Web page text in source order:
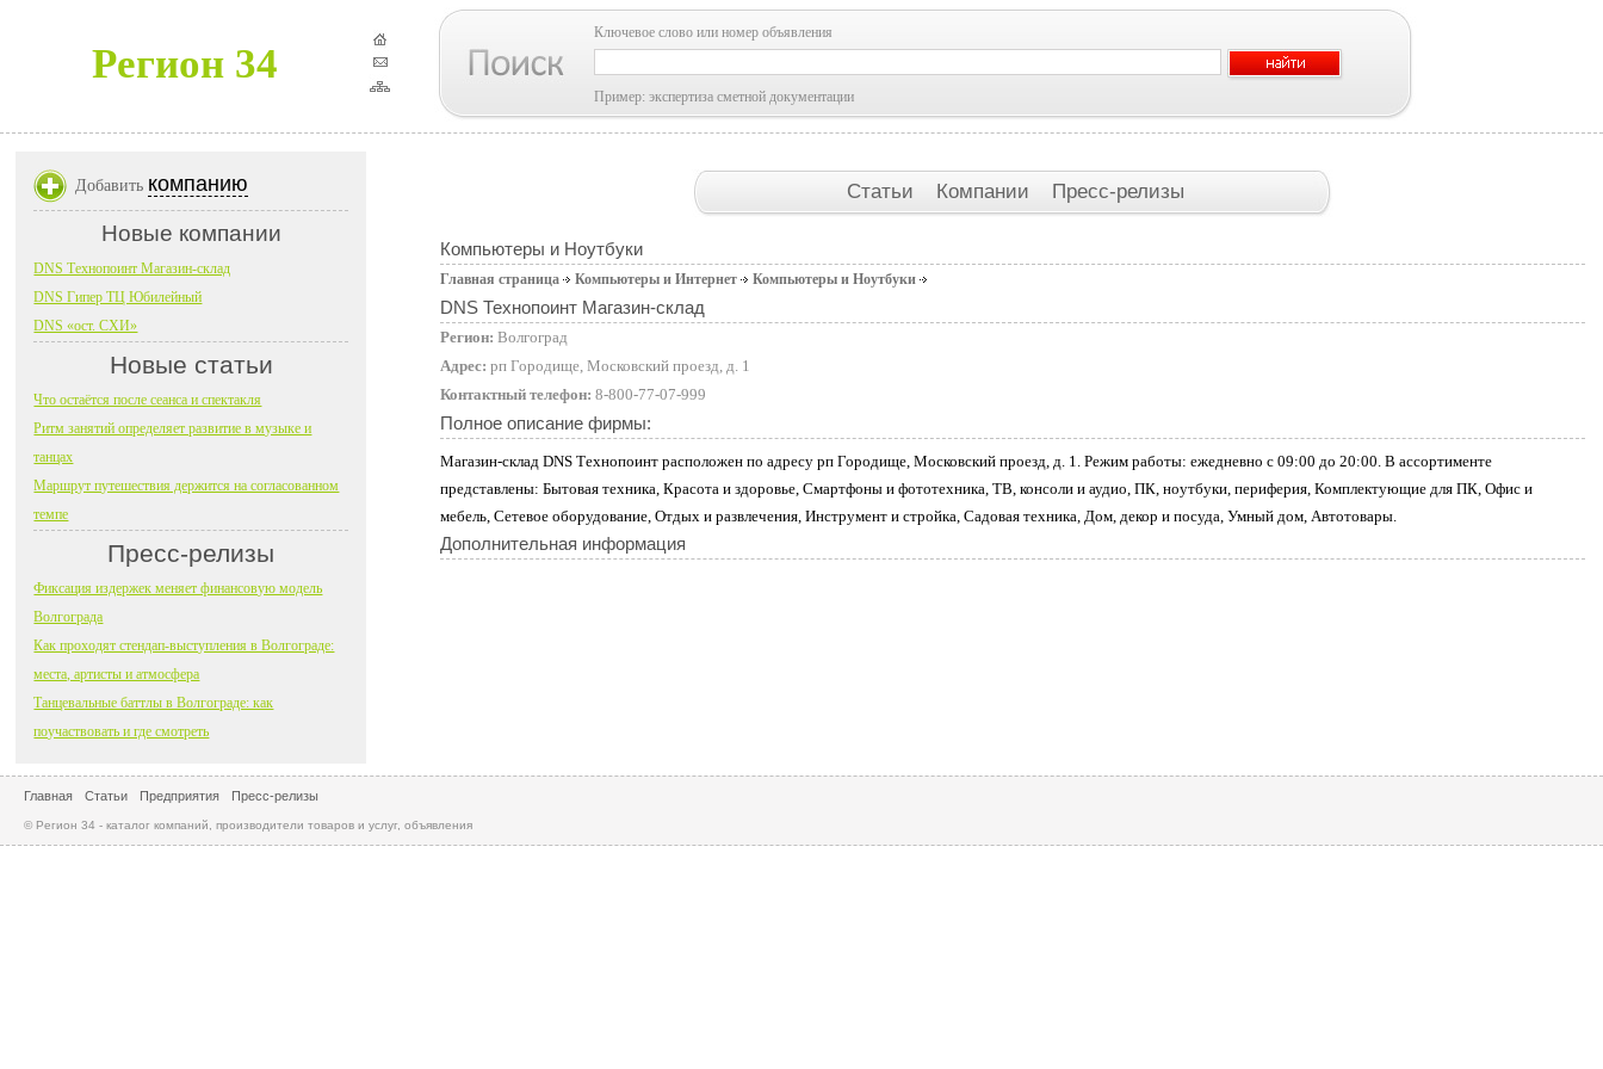
Регион 34
Ключевое слово или номер объявления
Пример: экспертиза сметной документации
Статьи Компании Пресс-релизы
Компьютеры и Ноутбуки
Главная страница Компьютеры и Интернет Компьютеры и Ноутбуки
DNS Технопоинт Магазин-склад
Регион: Волгоград
Адрес: рп Городище, Московский проезд, д. 1
Контактный телефон: 8-800-77-07-999
Полное описание фирмы:
Магазин-склад DNS Технопоинт расположен по адресу рп Городище, Московский проезд, д. 1. Режим работы: ежедневно с 09:00 до 20:00. В ассортименте
представлены: Бытовая техника, Красота и здоровье, Смартфоны и фототехника, ТВ, консоли и аудио, ПК, ноутбуки, периферия, Комплектующие для ПК, Офис и
мебель, Сетевое оборудование, Отдых и развлечения, Инструмент и стройка, Садовая техника, Дом, декор и посуда, Умный дом, Автотовары.
Дополнительная информация
Добавить компанию
Новые компании
DNS Технопоинт Магазин-склад
DNS Гипер ТЦ Юбилейный
DNS «ост. СХИ»
Новые статьи
Что остаётся после сеанса и спектакля
Ритм занятий определяет развитие в музыке и
танцах
Маршрут путешествия держится на согласованном
темпе
Пресс-релизы
Фиксация издержек меняет финансовую модель
Волгограда
Как проходят стендап-выступления в Волгограде:
места, артисты и атмосфера
Танцевальные баттлы в Волгограде: как
поучаствовать и где смотреть
Главная Статьи Предприятия Пресс-релизы
© Регион 34 - каталог компаний, производители товаров и услуг, объявления